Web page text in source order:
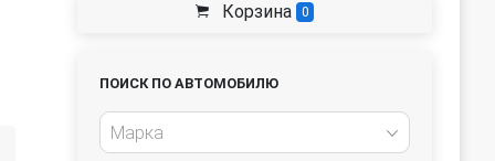
Корзина 0
ПОИСК ПО АВТОМОБИЛЮ
Марка